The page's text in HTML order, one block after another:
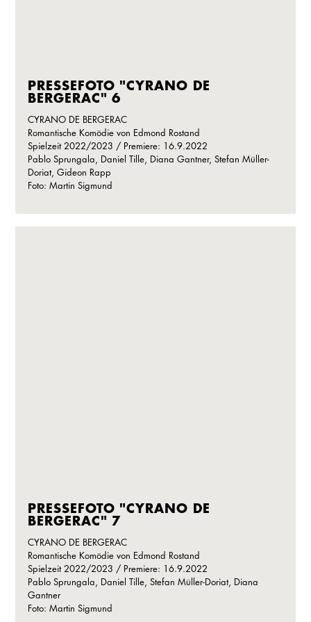
PRESSEFOTO "CYRANO DE
BERGERAC" 6
CYRANO DE BERGERAC
Romantische Komödie von Edmond Rostand
Spielzeit 2022/2023 / Premiere: 16.9.2022
Pablo Sprungala, Daniel Tille, Diana Gantner, Stefan Müller-
Doriat, Gideon Rapp
Foto: Martin Sigmund
PRESSEFOTO "CYRANO DE
BERGERAC" 7
CYRANO DE BERGERAC
Romantische Komödie von Edmond Rostand
Spielzeit 2022/2023 / Premiere: 16.9.2022
Pablo Sprungala, Daniel Tille, Stefan Müller-Doriat, Diana
Gantner
Foto: Martin Sigmund